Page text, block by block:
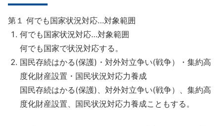
第１ 何でも国家状況対応…対象範囲
何でも国家状況対応…対象範囲
何でも国家で状況対応する。
国民存続はかる(保護)・対外対立争い(戦争）・集約高
度化財産設置・国民状況対応力養成
国民存続はかる(保護)、対外対立争い(戦争）、集約高
度化財産設置、国民状況対応力養成こともする。